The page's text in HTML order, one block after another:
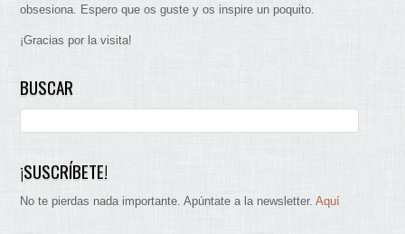
obsesiona. Espero que os guste y os inspire un poquito.
¡Gracias por la visita!
BUSCAR
¡SUSCRÍBETE!
No te pierdas nada importante. Apúntate a la newsletter.Aquí